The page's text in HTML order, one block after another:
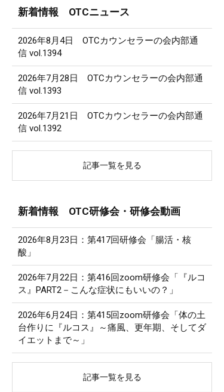
新着情報 OTCニュース
2026年8月4日 OTCカウンセラーの会内部通
信 vol.1394
2026年7月28日 OTCカウンセラーの会内部通
信 vol.1393
2026年7月21日 OTCカウンセラーの会内部通
信 vol.1392
記事一覧を見る
新着情報 OTC研修会・研修会動画
2026年8月23日：第417回研修会「腸活・核
酸」
2026年7月22日：第416回zoom研修会「『ルコ
ス』PART2－こんな症状にもいいの？」
2026年6月24日：第415回zoom研修会「体の土
台作りに『ルコス』～痛風、更年期、そしてダ
イエットまで～」
記事一覧を見る